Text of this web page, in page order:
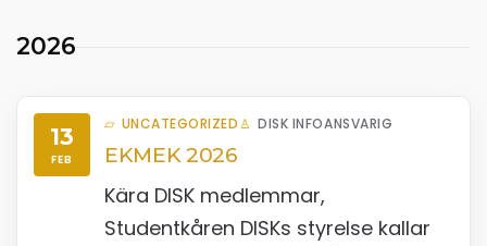
2026
13
FEB
UNCATEGORIZED DISK INFOANSVARIG
EKMEK 2026
Kära DISK medlemmar,
Studentkåren DISKs styrelse kallar